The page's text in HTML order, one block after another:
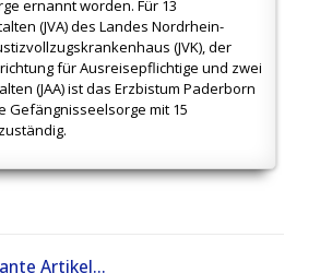
ernannt worden. Für 13
(JVA) des Landes Nordrhein-
(JVK), der
für Ausreisepflichtige und zwei
(JAA) ist das Erzbistum Paderborn
Gefängnisseelsorge mit 15
Artikel...